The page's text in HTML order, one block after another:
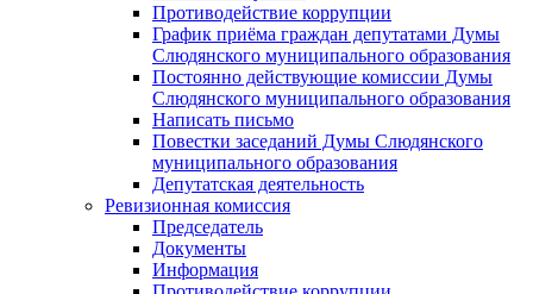
Противодействие коррупции
График приёма граждан депутатами Думы
Слюдянского муниципального образования
Постоянно действующие комиссии Думы
Слюдянского муниципального образования
Написать письмо
Повестки заседаний Думы Слюдянского
муниципального образования
Депутатская деятельность
Ревизионная комиссия
Председатель
Документы
Информация